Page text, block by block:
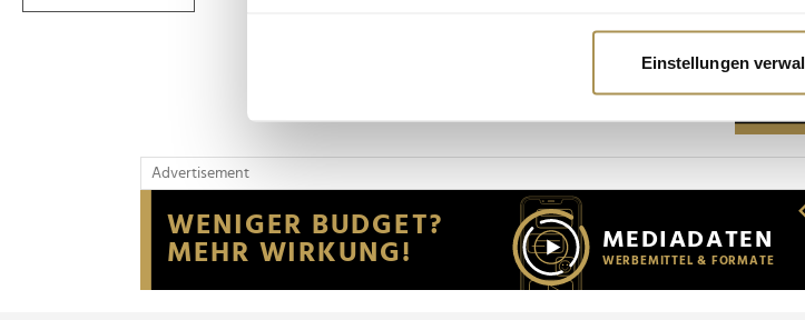
Erfahren Sie mehr darüber, wie Ihre persönlichen Daten verarbeitet
Wir verwenden Cookies, um Inhalte und Anzeigen zu
Website an unsere Partner für soziale Medien, Werbung und
möglicherweise mit weiteren Daten zusammen, die Sie ihnen
der Dienste gesammelt haben.
Einstellungen
Advertisement